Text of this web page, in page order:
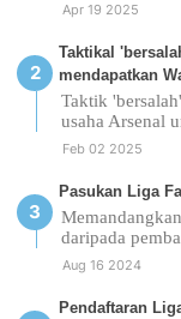
Apr 19 2025
Taktikal
mendapatkan
Taktik
usaha Arsenal
Feb 02 2025
Pasukan Liga
daripada
Aug 16 2024
Pendaftaran